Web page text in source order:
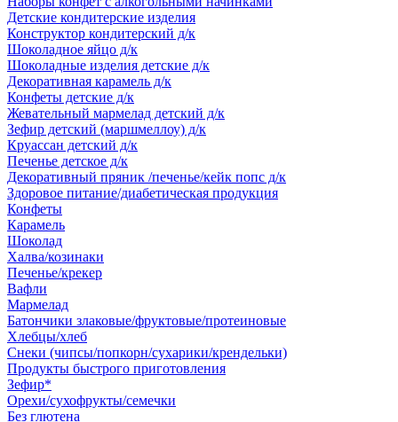
Детские кондитерские изделия
Конструктор кондитерский д/к
Шоколадное яйцо д/к
Шоколадные изделия детские д/к
Декоративная карамель д/к
Конфеты детские д/к
Жевательный мармелад детский д/к
Зефир детский (маршмеллоу) д/к
Круассан детский д/к
Печенье детское д/к
Декоративный пряник /печенье/кейк попс д/к
Здоровое питание/диабетическая продукция
Конфеты
Карамель
Шоколад
Халва/козинаки
Печенье/крекер
Вафли
Мармелад
Батончики злаковые/фруктовые/протеиновые
Хлебцы/хлеб
Снеки (чипсы/попкорн/сухарики/крендельки)
Продукты быстрого приготовления
Зефир*
Орехи/сухофрукты/семечки
Без глютена